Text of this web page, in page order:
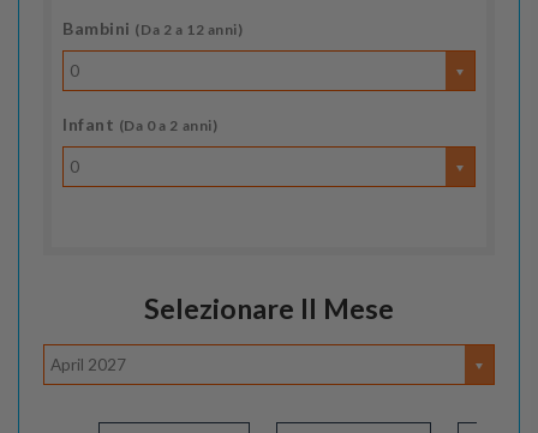
Bambini (Da 2 a 12 anni)
0
Infant (Da 0 a 2 anni)
0
Selezionare Il Mese
April 2027